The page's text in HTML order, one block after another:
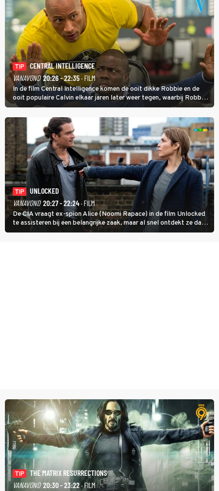
TIP
CENTRAL INTELLIGENCE
VANAVOND 20:26 - 22:35· FILM
In de film Central Intelligence komen de ooit dikke Robbie en de
ooit populaire Calvin elkaar jaren later weer tegen, waarbij Robbie,
inmiddels supergespierd en werkzaam voor de CIA, Calvins hulp
goed kan gebruiken.
TIP
UNLOCKED
VANAVOND 20:27 - 22:24· FILM
De CIA vraagt ex-spion Alice (Noomi Rapace) in de film Unlocked
te assisteren bij een belangrijke zaak, maar al snel ontdekt ze dat
degene die haar aanstelde kwade bedoelingen heeft.
TIP
THE MATRIX RESURRECTIONS
VANAVOND 20:30 - 23:22· FILM